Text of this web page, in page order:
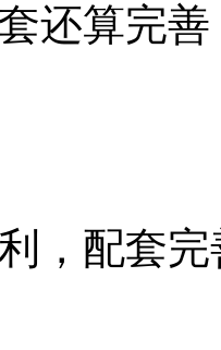
还算完
，配套